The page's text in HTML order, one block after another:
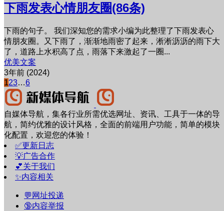
下雨发表心情朋友圈(86条)
下雨的句子。 我们深知您的需求小编为此整理了下雨发表心
情朋友圈。又下雨了，渐渐地雨密了起来，淅淅沥沥的雨下大
了，道路上水积高了点，雨落下来激起了一圈...
优美文案
3年前 (2024)
123…6
自媒体导航，集各行业所需优选网址、资讯、工具于一体的导
航，简约优雅的设计风格，全面的前端用户功能，简单的模块
化配置，欢迎您的体验！
✅更新日志
💡广告合作
💕关于我们
✨内容相关
💬网址投递
🔞内容举报